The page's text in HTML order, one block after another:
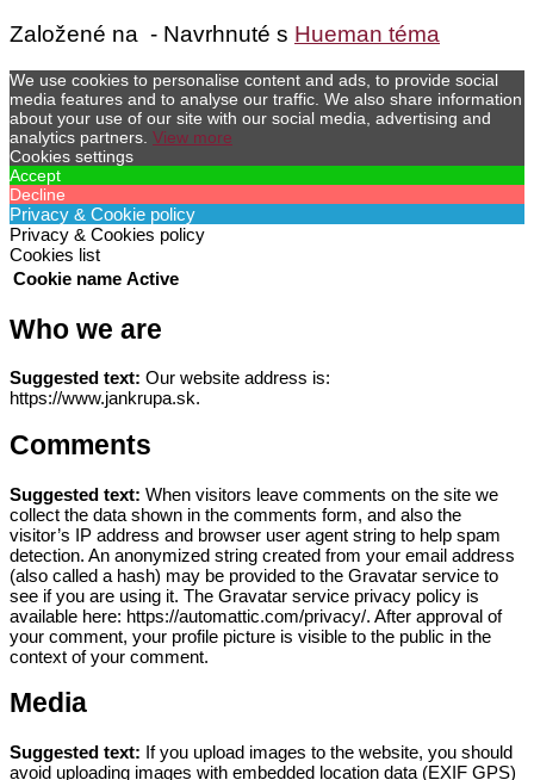
Založené na - Navrhnuté s Hueman téma
We use cookies to personalise content and ads, to provide social
media features and to analyse our traffic. We also share information
about your use of our site with our social media, advertising and
analytics partners. View more
Cookies settings
Accept
Decline
Privacy & Cookie policy
Privacy & Cookies policy
Cookies list
Cookie name Active
Who we are
Suggested text: Our website address is:
https://www.jankrupa.sk.
Comments
Suggested text: When visitors leave comments on the site we
collect the data shown in the comments form, and also the
visitor’s IP address and browser user agent string to help spam
detection. An anonymized string created from your email address
(also called a hash) may be provided to the Gravatar service to
see if you are using it. The Gravatar service privacy policy is
available here: https://automattic.com/privacy/. After approval of
your comment, your profile picture is visible to the public in the
context of your comment.
Media
Suggested text: If you upload images to the website, you should
avoid uploading images with embedded location data (EXIF GPS)